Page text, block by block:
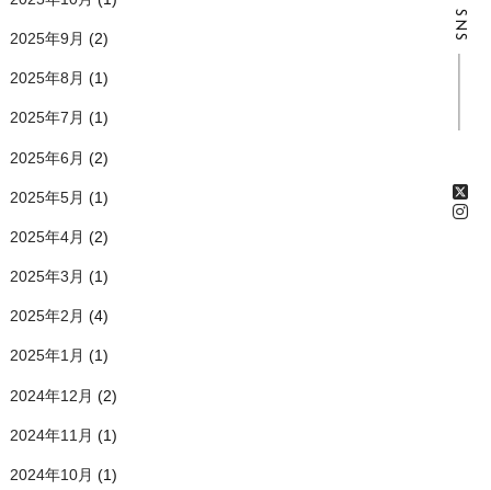
SNS
2025年9月 (2)
2025年8月 (1)
2025年7月 (1)
2025年6月 (2)
2025年5月 (1)
2025年4月 (2)
2025年3月 (1)
2025年2月 (4)
2025年1月 (1)
2024年12月 (2)
2024年11月 (1)
2024年10月 (1)